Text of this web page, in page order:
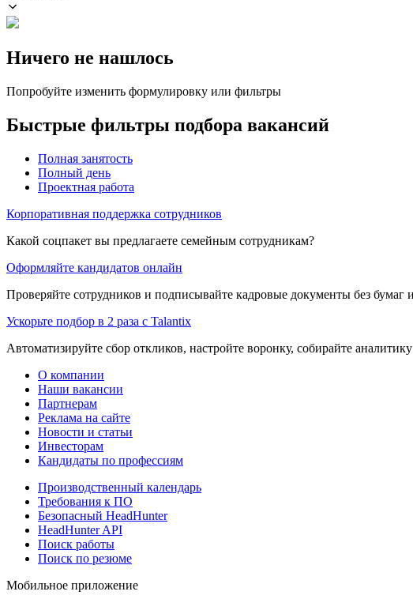
Ничего не нашлось
Попробуйте изменить формулировку или фильтры
Быстрые фильтры подбора вакансий
Полная занятость
Полный день
Проектная работа
Корпоративная поддержка сотрудников
Какой соцпакет вы предлагаете семейным сотрудникам?
Оформляйте кандидатов онлайн
Проверяйте сотрудников и подписывайте кадровые документы без бумаг
Ускорьте подбор в 2 раза с Talantix
Автоматизируйте сбор откликов, настройте воронку, собирайте
О компании
Наши вакансии
Партнерам
Реклама на сайте
Новости и статьи
Инвесторам
Кандидаты по профессиям
Производственный календарь
Требования к ПО
Безопасный HeadHunter
HeadHunter API
Поиск работы
Поиск по резюме
Мобильное приложение